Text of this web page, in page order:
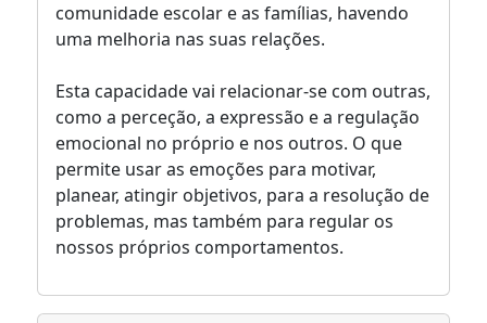
comunidade escolar e as famílias, havendo
uma melhoria nas suas relações.
Esta capacidade vai relacionar-se com outras,
como a perceção, a expressão e a regulação
emocional no próprio e nos outros. O que
permite usar as emoções para motivar,
planear, atingir objetivos, para a resolução de
problemas, mas também para regular os
nossos próprios comportamentos.